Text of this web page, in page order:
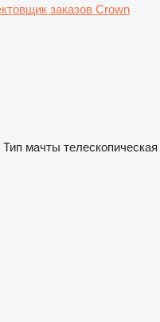
заказов Crown
Тип мачты телескопическая